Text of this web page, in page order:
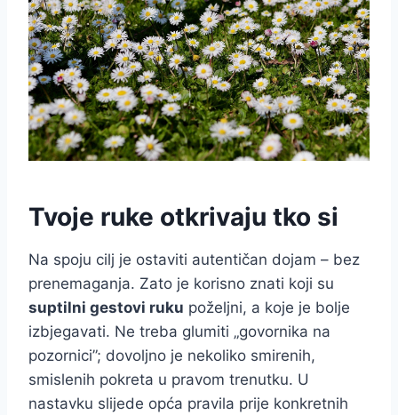
Tvoje ruke otkrivaju tko si
Na spoju cilj je ostaviti autentičan dojam – bez
prenemaganja. Zato je korisno znati koji su
suptilni gestovi ruku poželjni, a koje je bolje
izbjegavati. Ne treba glumiti „govornika na
pozornici”; dovoljno je nekoliko smirenih,
smislenih pokreta u pravom trenutku. U
nastavku slijede opća pravila prije konkretnih